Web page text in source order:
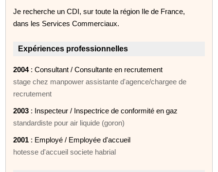
Je recherche un CDI, sur toute la région Ile de France,
dans les Services Commerciaux.
Expériences professionnelles
2004: Consultant / Consultante en recrutement
stage chez manpower assistante d'agence/chargee de
recrutement
2003 : Inspecteur / Inspectrice de conformité en gaz
standardiste pour air liquide (goron)
2001 : Employé / Employée d'accueil
hotesse d'accueil societe habrial